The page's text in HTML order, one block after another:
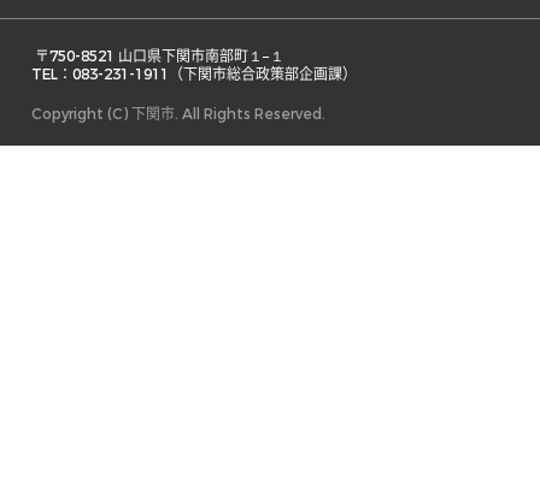
TEL：083-231-1911（下関市総合政策部企画課）
Copyright (C) 下関市. All Rights Reserved.